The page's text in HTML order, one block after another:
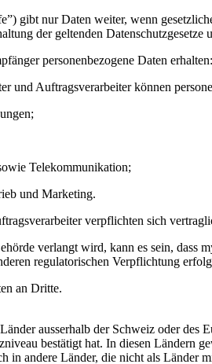
gibt nur Daten weiter, wenn
der geltenden Datenschutzgesetze
personenbezogene Daten erhalten:
und Auftragsverarbeiter können
Telekommunikation;
und Marketing.
verpflichten sich
verlangt wird, kann es sein,
regulatorischen Verpflichtung
an Dritte.
ausserhalb der Schweiz oder
bestätigt hat. In diesen Ländern
in andere Länder, die nicht als Länder